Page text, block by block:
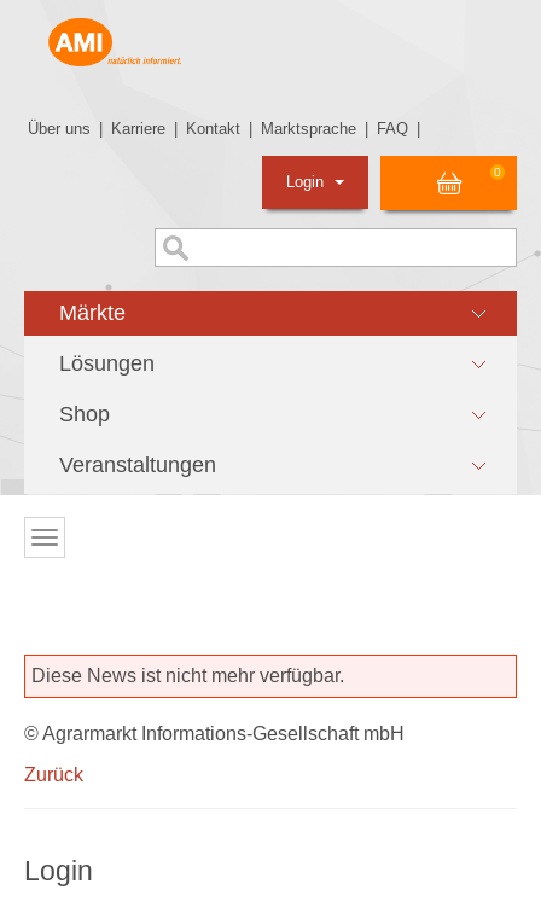
Über uns Karriere Kontakt Marktsprache FAQ
0
Login
Märkte
Lösungen
Shop
Veranstaltungen
Diese News ist nicht mehr verfügbar.
© Agrarmarkt Informations-Gesellschaft mbH
Zurück
Login